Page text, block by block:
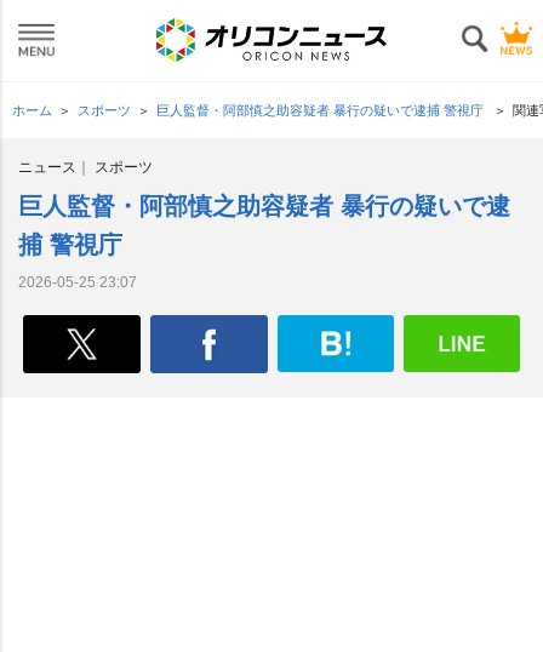
ホーム スポーツ 巨人監督・阿部慎之助容疑者 暴行の疑いで逮捕 警視庁 関連
ニュース スポーツ
巨人監督・阿部慎之助容疑者 暴行の疑いで逮
捕 警視庁
2026-05-25 23:07